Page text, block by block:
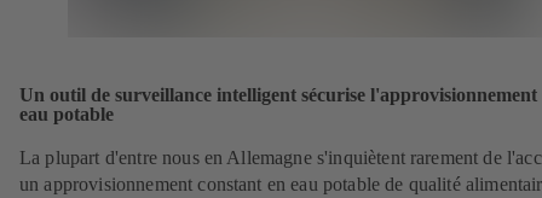
Un outil de surveillance intelligent sécurise l'approvisionnement
eau potable
La plupart d'entre nous en Allemagne s'inquiètent rarement de
un approvisionnement constant en eau potable de qualité